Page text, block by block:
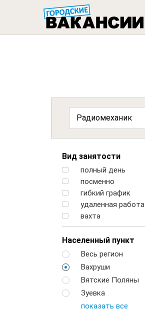
Вид занятости
полный день
посменно
гибкий график
удаленная работа
вахта
Населенный пункт
Весь регион
Вахруши
Вятские Поляны
Зуевка
показать все